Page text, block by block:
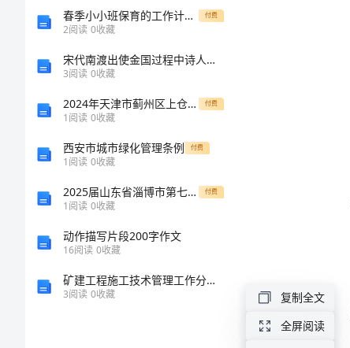
2024
春季小小班保育的工作计划_1 付费
2阅读 0收藏
宋代南渡出使金国过程中诗人创作的作品分析
3阅读 0收藏
2024年天津市蓟州区上仓镇初级中学八年级数学第一学期期末达标测试试题含解析 付费
1阅读 0收藏
西安市城市绿化管理条例 付费
1阅读 0收藏
2025届山东省淄博市第七中学高一化学下册期末教学质量检测试题含解析 付费
1阅读 0收藏
动作描写片段200字作文
16阅读 0收藏
矿建工程施工技术管理工作分析论文
3阅读 0收藏
帮助。
复制全文
全屏阅读